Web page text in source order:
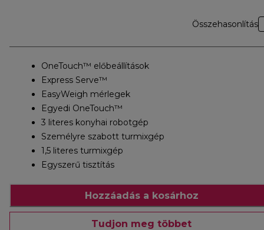
Összehasonlítás
OneTouch™ előbeállítások
Express Serve™
EasyWeigh mérlegek
Egyedi OneTouch™
3 literes konyhai robotgép
Személyre szabott turmixgép
1,5 literes turmixgép
Egyszerű tisztítás
Hozzáadás a kosárhoz
Tudjon meg többet